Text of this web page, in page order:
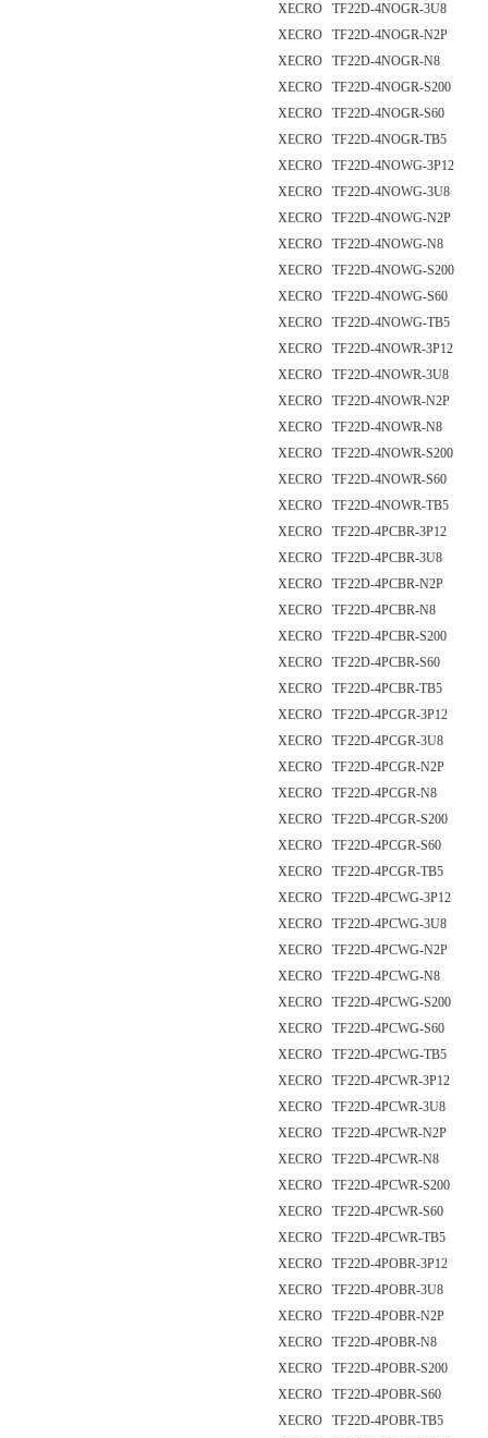
XECRO TF22D-4NOGR-3U8
XECRO TF22D-4NOGR-N2P
XECRO TF22D-4NOGR-N8
XECRO TF22D-4NOGR-S200
XECRO TF22D-4NOGR-S60
XECRO TF22D-4NOGR-TB5
XECRO TF22D-4NOWG-3P12
XECRO TF22D-4NOWG-3U8
XECRO TF22D-4NOWG-N2P
XECRO TF22D-4NOWG-N8
XECRO TF22D-4NOWG-S200
XECRO TF22D-4NOWG-S60
XECRO TF22D-4NOWG-TB5
XECRO TF22D-4NOWR-3P12
XECRO TF22D-4NOWR-3U8
XECRO TF22D-4NOWR-N2P
XECRO TF22D-4NOWR-N8
XECRO TF22D-4NOWR-S200
XECRO TF22D-4NOWR-S60
XECRO TF22D-4NOWR-TB5
XECRO TF22D-4PCBR-3P12
XECRO TF22D-4PCBR-3U8
XECRO TF22D-4PCBR-N2P
XECRO TF22D-4PCBR-N8
XECRO TF22D-4PCBR-S200
XECRO TF22D-4PCBR-S60
XECRO TF22D-4PCBR-TB5
XECRO TF22D-4PCGR-3P12
XECRO TF22D-4PCGR-3U8
XECRO TF22D-4PCGR-N2P
XECRO TF22D-4PCGR-N8
XECRO TF22D-4PCGR-S200
XECRO TF22D-4PCGR-S60
XECRO TF22D-4PCGR-TB5
XECRO TF22D-4PCWG-3P12
XECRO TF22D-4PCWG-3U8
XECRO TF22D-4PCWG-N2P
XECRO TF22D-4PCWG-N8
XECRO TF22D-4PCWG-S200
XECRO TF22D-4PCWG-S60
XECRO TF22D-4PCWG-TB5
XECRO TF22D-4PCWR-3P12
XECRO TF22D-4PCWR-3U8
XECRO TF22D-4PCWR-N2P
XECRO TF22D-4PCWR-N8
XECRO TF22D-4PCWR-S200
XECRO TF22D-4PCWR-S60
XECRO TF22D-4PCWR-TB5
XECRO TF22D-4POBR-3P12
XECRO TF22D-4POBR-3U8
XECRO TF22D-4POBR-N2P
XECRO TF22D-4POBR-N8
XECRO TF22D-4POBR-S200
XECRO TF22D-4POBR-S60
XECRO TF22D-4POBR-TB5